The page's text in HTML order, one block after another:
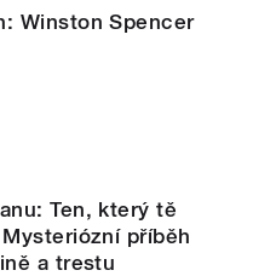
Winston Spencer
Ten, který tě
příběh
a trestu